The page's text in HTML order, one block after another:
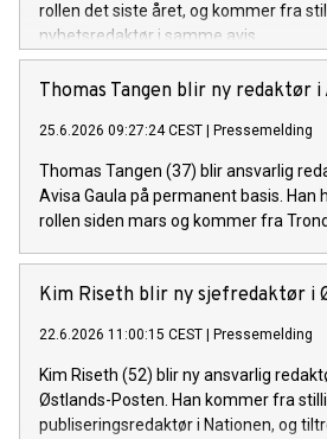
rollen det siste året, og kommer fra
nyhetsredaktør i samme avis.
Thomas Tangen blir ny redaktør i
25.6.2026 09:27:24 CEST Pressemelding
Thomas Tangen (37) blir ansvarlig
Avisa Gaula på permanent basis.
rollen siden mars og kommer fra
Kim Riseth blir ny sjefredaktør i
22.6.2026 11:00:15 CEST Pressemelding
Kim Riseth (52) blir ny ansvarlig
Østlands-Posten. Han kommer fra
publiseringsredaktør i Nationen, og